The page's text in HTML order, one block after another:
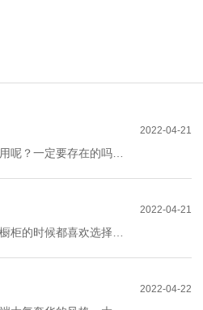
2022-04-21
呢？一定要存在的吗？
2022-04-21
柜的时候都喜欢选择实
2022-04-22